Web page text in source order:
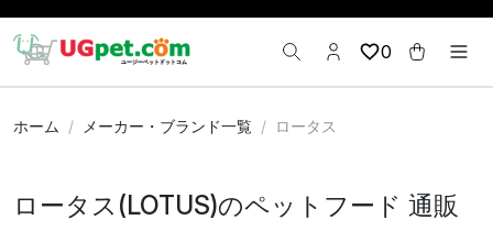
0
ホーム メーカー・ブランド一覧 ロータス
ロータス(LOTUS)のペットフード 通販